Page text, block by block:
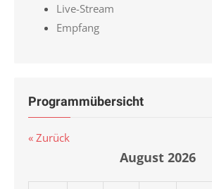
Live-Stream
Empfang
Programmübersicht
« Zurück
August 2026